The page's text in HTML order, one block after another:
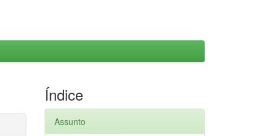
Índice
Assunto